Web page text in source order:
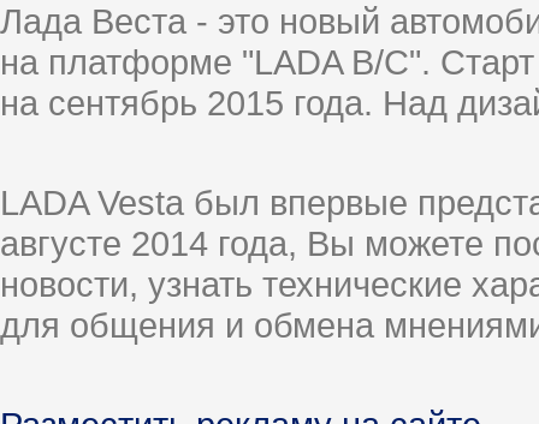
Лада Веста - это новый
на платформе "LADA B/C".
на сентябрь 2015 года. Над
LADA Vesta был впервые
августе 2014 года, Вы можете
новости, узнать технические
для общения и обмена